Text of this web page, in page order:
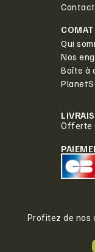
Contact
Qui
Nos
Boîte à
Offerte
Profitez de nos